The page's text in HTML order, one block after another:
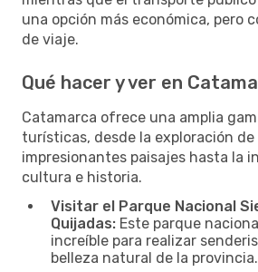
una opción más económica, pero
de viaje.
Qué hacer y ver en
Catamarca ofrece una amplia
turísticas, desde la exploración de
impresionantes paisajes hasta la
cultura e historia.
Visitar el Parque Nacional
Quijadas: Este parque
increíble para realizar
belleza natural de la provincia.